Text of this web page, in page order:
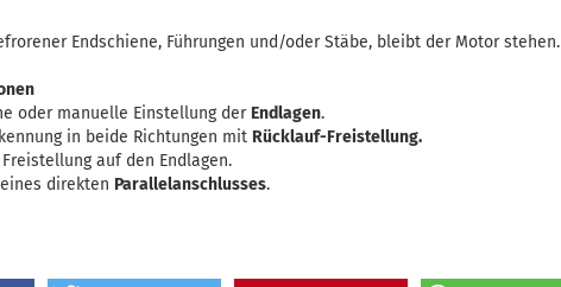
Endschiene, Führungen und/oder Stäbe, bleibt der Motor stehen.
oder manuelle Einstellung der Endlagen.
in beide Richtungen mit Rücklauf-Freistellung.
auf den Endlagen.
direkten Parallelanschlusses.